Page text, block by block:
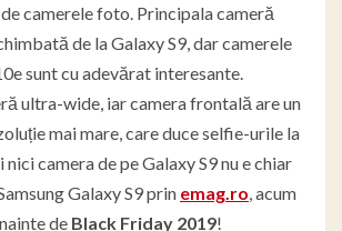
camerele foto. Principala cameră
de la Galaxy S9, dar camerele
sunt cu adevărat interesante.
ultra-wide, iar camera frontală are un
mai mare, care duce selfie-urile la
nici camera de pe Galaxy S9 nu e chiar
Galaxy S9 prin emag.ro , acum
de Black Friday 2019!